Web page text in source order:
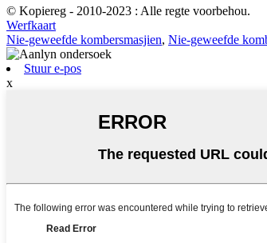
© Kopiereg - 2010-2023 : Alle regte voorbehou.
Werfkaart
Nie-geweefde kombersmasjien, Nie-geweefde
Stuur e-pos
x